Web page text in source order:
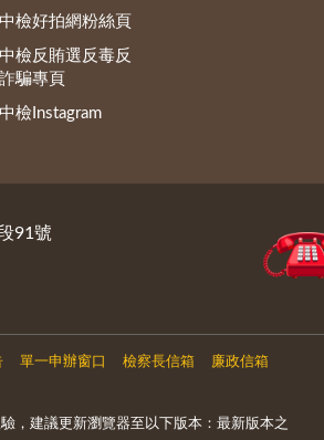
檢好拍網粉絲頁
檢反賄選反毒反
騙專頁
檢Instagram
91號
單一申辦窗口 檢察長信箱 廉政信箱
，建議更新瀏覽器至以下版本：最新版本之